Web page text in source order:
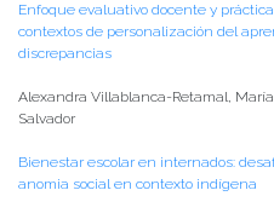
Enfoque evaluativo docente y
contextos de personalización del
discrepancias
Alexandra Villablanca-Retamal,
Salvador
Bienestar escolar en internados:
anomia social en contexto indígena